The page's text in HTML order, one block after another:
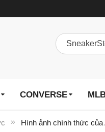
CONVERSE
Hình ảnh chính thức của